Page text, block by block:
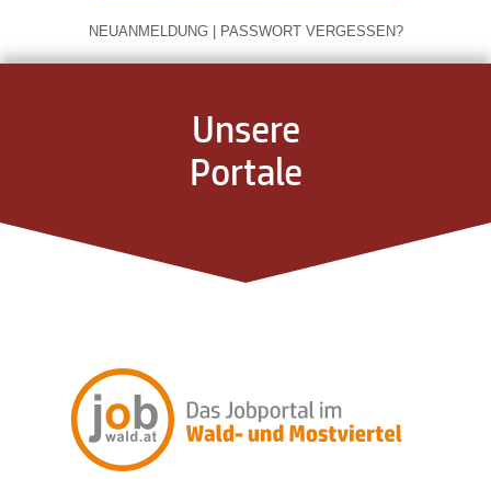
NEUANMELDUNG | PASSWORT VERGESSEN?
Unsere
Portale